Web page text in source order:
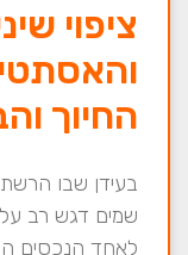
ציפוי
החיוך
בעידן שבו
שמים דגש רב
לאחד הנכסים